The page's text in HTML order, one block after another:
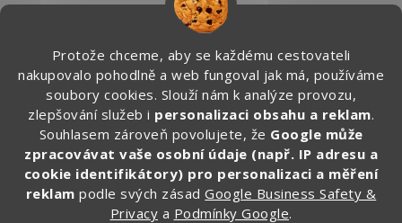
Protože chceme, aby se každému cestovateli
nakupovalo pohodlně a web fungoval jak má, používáme
soubory cookies. Slouží nám k analýze provozu,
zlepšování služeb i personalizaci obsahu a reklam.
Souhlasem zároveň povolujete, že Google může
zpracovávat vaše osobní údaje (např. IP adresu a
cookie identifikátory) pro personalizaci a měření
reklam podle svých zásadGoogle Business Safety &
Privacy a Podmínky Google.
info@zapakuj.cz
+420 734 266 587 (PO-PÁ, 9:00 – 17:00)
Zapakuj CZ/SK
zapakuj_czsk
@zapakuj_cz